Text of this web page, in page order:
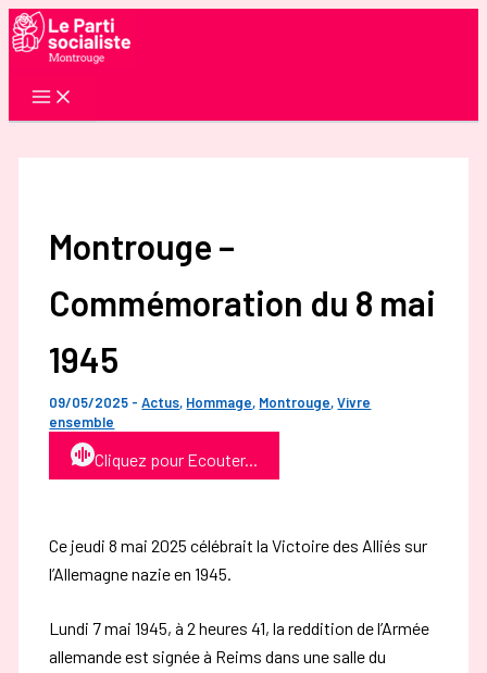
Aller
au
Montrouge –
Commémoration du 8 mai
1945
09/05/2025 -Actus, Hommage, Montrouge,Vivre
ensemble
Cliquez pour Ecouter...
Ce jeudi 8 mai 2025 célébrait la Victoire des Alliés sur
l’Allemagne nazie en 1945.
Lundi 7 mai 1945, à 2 heures 41, la reddition de l’Armée
allemande est signée à Reims dans une salle du